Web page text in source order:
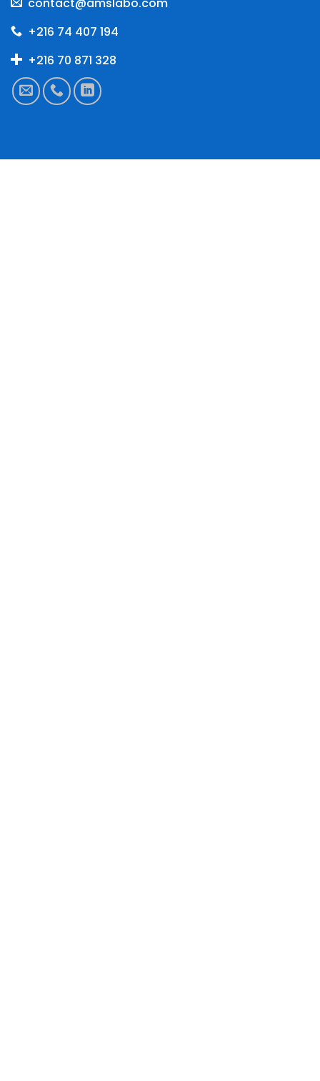
contact@amslabo.com
+216 74 407 194
+216 70 871 328